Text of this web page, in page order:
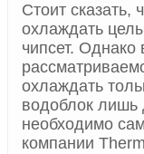
Стоит сказать,
охлаждать
чипсет. Однако
охлаждать
водоблок лишь
необходимо
компании